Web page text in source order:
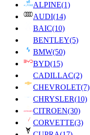
ALPINE(1)
AUDI(14)
BAIC(10)
BENTLEY(5)
BMW(50)
BYD(15)
CADILLAC(2)
CHEVROLET(7)
CHRYSLER(10)
CITROEN(30)
CORVETTE(3)